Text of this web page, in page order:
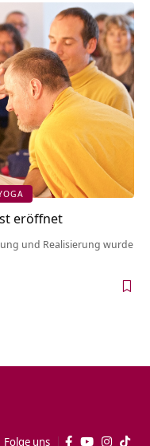
eröffnet
und Realisierung wurde
Folge uns